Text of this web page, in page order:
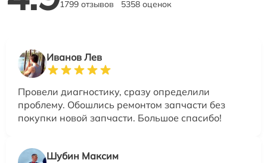
1799 отзывов 5358 оценок
Иванов Лев
Провели диагностику, сразу определили
проблему. Обошлись ремонтом запчасти без
покупки новой запчасти. Большое спасибо!
Шубин Максим